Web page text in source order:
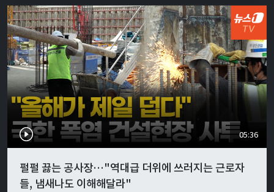
05:36
펄펄 끓는 공사장…"역대급 더위에 쓰러지는 근로자
들, 냄새나도 이해해달라"